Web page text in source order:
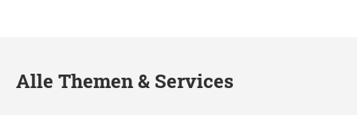
Alle Themen & Services